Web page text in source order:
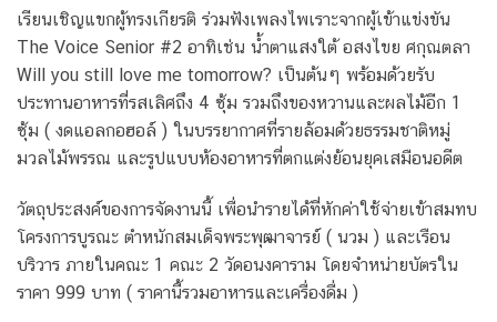
เรียนเชิญแขกผู้ทรงเกียรติ ร่วมฟังเพลงไพเราะจากผู้เข้าแข่งขัน
The Voice Senior #2 อาทิเช่น น้ำตาแสงใต้ อสงไขย ศกุณตลา
Will you still love me tomorrow? เป็นต้นๆ พร้อมด้วยรับ
ประทานอาหารที่รสเลิศถึง 4 ซุ้ม รวมถึงของหวานและผลไม้อีก 1
ซุ้ม ( งดแอลกอฮอล์ ) ในบรรยากาศที่รายล้อมด้วยธรรมชาติหมู่
มวลไม้พรรณ และรูปแบบห้องอาหารที่ตกแต่งย้อนยุคเสมือนอดีต
วัตถุประสงค์ของการจัดงานนี้ เพื่อนำรายได้ที่หักค่าใช้จ่ายเข้าสมทบ
โครงการบูรณะ ตำหนักสมเด็จพระพุฒาจารย์ ( นวม ) และเรือน
บริวาร ภายในคณะ 1 คณะ 2 วัดอนงคาราม โดยจำหน่ายบัตรใน
ราคา 999 บาท ( ราคานี้รวมอาหารและเครื่องดื่ม )